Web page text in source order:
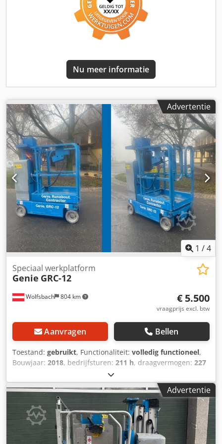
installatiewerkzaamheden in hallen, scholen, winkelcentra
of magazijnen. Past moeiteloos door deuren, liften en
smalle werkplekken. Meer informatie en een vrijblijvende
aanvraag vindt u op onze website – Veilig werken op elke
telescoopladers te huur en te koop aan. Onze machines
worden voortdurend onderhouden en gekeurd. Verhuur,
gebruikte machines is mogelijk. Ons team adviseert u
graag vakkundig en persoonlijk. Dodpfx Ajyafb Esmbeck
Nu meer informatie
Advertentie
1 /4
Wolfsbach 804 km
Speciaal werkplatform
Genie GRC-12
€ 5.500
vraagprijs excl. btw
Aanvragen Bellen
Toestand: gebruikt, Functionaliteit: volledig functioneel,
Bouwjaar: 2018, bedrijfsturen: 211 h, draagvermogen: 227
, bouwhoogte:
brandstoftype:elektrisch, totale lengte:1.350 mm,
aandrijftype:Elektro, bouwbreedte:750 mm, werkhoogte:
5.450 mm, Speciale hoogwerker Snelheidsklasse: 4
Technische staat: goed Beschrijving: De Genie GRC-12 is
een compacte personenhoogwerker voor werkzaamheden
op hoogte in binnenruimtes en bij beperkte ruimte. Met
Advertentie